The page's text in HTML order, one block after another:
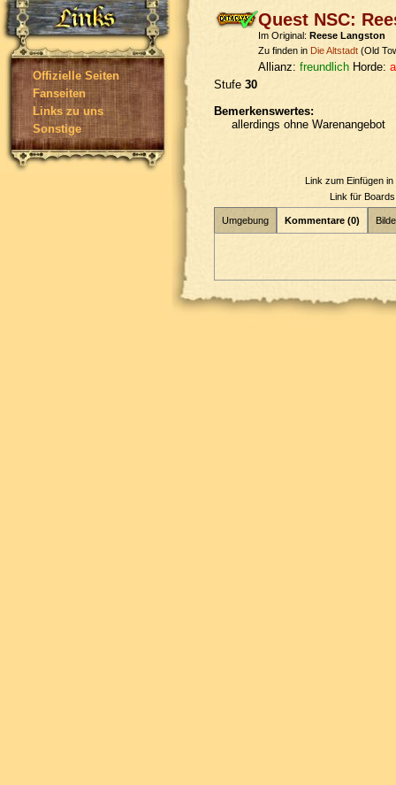
Offizielle Seiten
Fanseiten
Links zu uns
Sonstige
Quest NSC:
Im Original: Reese Langston
Zu finden in Die Altstadt (Old
Allianz: freundlich Horde:
Stufe 30
Bemerkenswertes:
allerdings ohne Warenangebot
Link zum Einfügen
Link für
Umgebung Kommentare (0)